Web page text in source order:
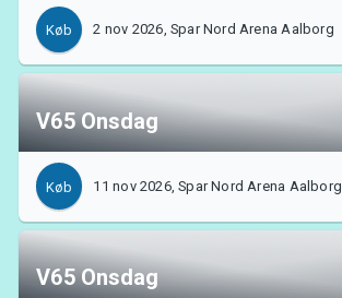
Køb 2 nov 2026, Spar Nord Arena Aalborg
V65 Onsdag
Køb 11 nov 2026, Spar Nord Arena Aalborg
V65 Onsdag